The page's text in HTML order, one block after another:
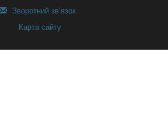
Зворотний зв’язок
Карта сайту